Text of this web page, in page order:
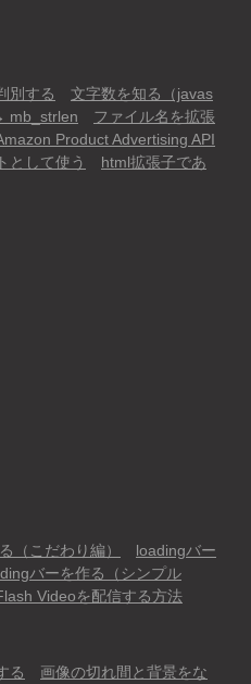
別する
文字数を知る（javas
mb_strlen
ファイル名を拡張
Product Advertising API
として使う
html拡張子であ
（こだわり編）
loadingバー
バーを作る（シンプル
Videoを配信する方法
る
画像の切れ間と背景をな